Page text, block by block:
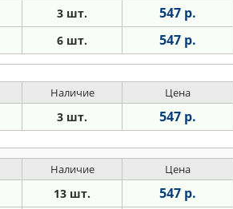
3 шт. 547 р.
6 шт. 547 р.
Наличие Цена
3 шт. 547 р.
Наличие Цена
13 шт. 547 р.